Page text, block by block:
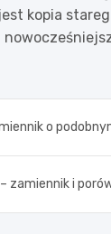
kopia
o
zamiennik i